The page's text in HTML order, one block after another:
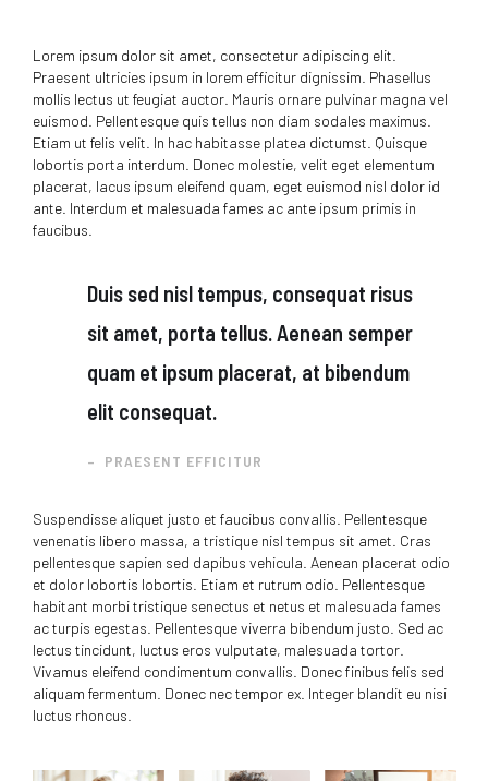
Lorem ipsum dolor sit amet, consectetur adipiscing elit.
Praesent ultricies ipsum in lorem efficitur dignissim. Phasellus
mollis lectus ut feugiat auctor. Mauris ornare pulvinar magna vel
euismod. Pellentesque quis tellus non diam sodales maximus.
Etiam ut felis velit. In hac habitasse platea dictumst. Quisque
lobortis porta interdum. Donec molestie, velit eget elementum
placerat, lacus ipsum eleifend quam, eget euismod nisl dolor id
ante. Interdum et malesuada fames ac ante ipsum primis in
faucibus.
Duis sed nisl tempus, consequat risus
sit amet, porta tellus. Aenean semper
quam et ipsum placerat, at bibendum
elit consequat.
– PRAESENT EFFICITUR
Suspendisse aliquet justo et faucibus convallis. Pellentesque
venenatis libero massa, a tristique nisl tempus sit amet. Cras
pellentesque sapien sed dapibus vehicula. Aenean placerat odio
et dolor lobortis lobortis. Etiam et rutrum odio. Pellentesque
habitant morbi tristique senectus et netus et malesuada fames
ac turpis egestas. Pellentesque viverra bibendum justo. Sed ac
lectus tincidunt, luctus eros vulputate, malesuada tortor.
Vivamus eleifend condimentum convallis. Donec finibus felis sed
aliquam fermentum. Donec nec tempor ex. Integer blandit eu nisi
luctus rhoncus.